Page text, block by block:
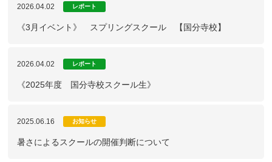
2026.04.02 レポート
《3月イベント》 スプリングスクール 【国分寺校】
2026.04.02 レポート
《2025年度 国分寺校スクール生》
2025.06.16 お知らせ
暑さによるスクールの開催判断について